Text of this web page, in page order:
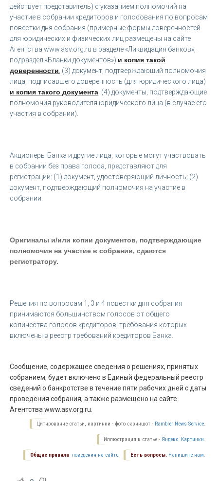
действует представитель) с указанием полномочий на
участие в собрании кредиторов и голосования по вопросам
повестки дня собрания (примерные формы доверенностей
для юридических и физических лиц размещены на сайте
Агентства www.asv.org.ru в разделе «Ликвидация банков»,
подраздел «Бланки документов») и копия такой
доверенности , (3) документ, подтверждающий полномочия
лица, подписавшего доверенность (для юридического лица)
и копия такого документа , (4) документы, подтверждающие
полномочия руководителя юридического лица (в случае его
участия в собрании).
Акционеры Банка и другие лица, которые могут участвовать
в собрании без права голоса, представляют для
регистрации: (1) документ, удостоверяющий личность; (2)
документ, подтверждающий полномочия на участие в
собрании.
Оригиналы и/или копии документов, подтверждающие
полномочия на участие в собрании, сдаются
регистратору.
Решения по вопросам 1, 3 и 4 повестки дня собрания
принимаются большинством голосов от общего
количества голосов кредиторов, требования которых
включены в реестр требований кредиторов Банка.
Сообщение, содержащее сведения о решениях, принятых
собранием, будет включено в Единый федеральный реестр
сведений о банкротстве в течение пяти рабочих дней с даты
проведения собрания, а также размещено на сайте
Агентства www.asv.org.ru.
Цитирование статьи, картинки - фото скриншот - Rambler News Service.
Иллюстрация к статье - Яндекс. Картинки.
Есть вопросы. Напишите нам.
Общие правила поведения на сайте.